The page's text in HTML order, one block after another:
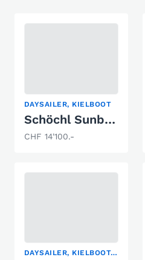
DAYSAILER, KIELBOOT
Schöchl Sunbeam 23
CHF 14'100.-
DAYSAILER, KIELBOOT, SEGELYACHT